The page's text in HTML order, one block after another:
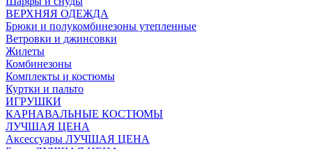
ВЕРХНЯЯ ОДЕЖДА
Брюки и полукомбинезоны утепленные
Ветровки и джинсовки
Жилеты
Комбинезоны
Комплекты и костюмы
Куртки и пальто
ИГРУШКИ
КАРНАВАЛЬНЫЕ КОСТЮМЫ
ЛУЧШАЯ ЦЕНА
Аксессуары ЛУЧШАЯ ЦЕНА